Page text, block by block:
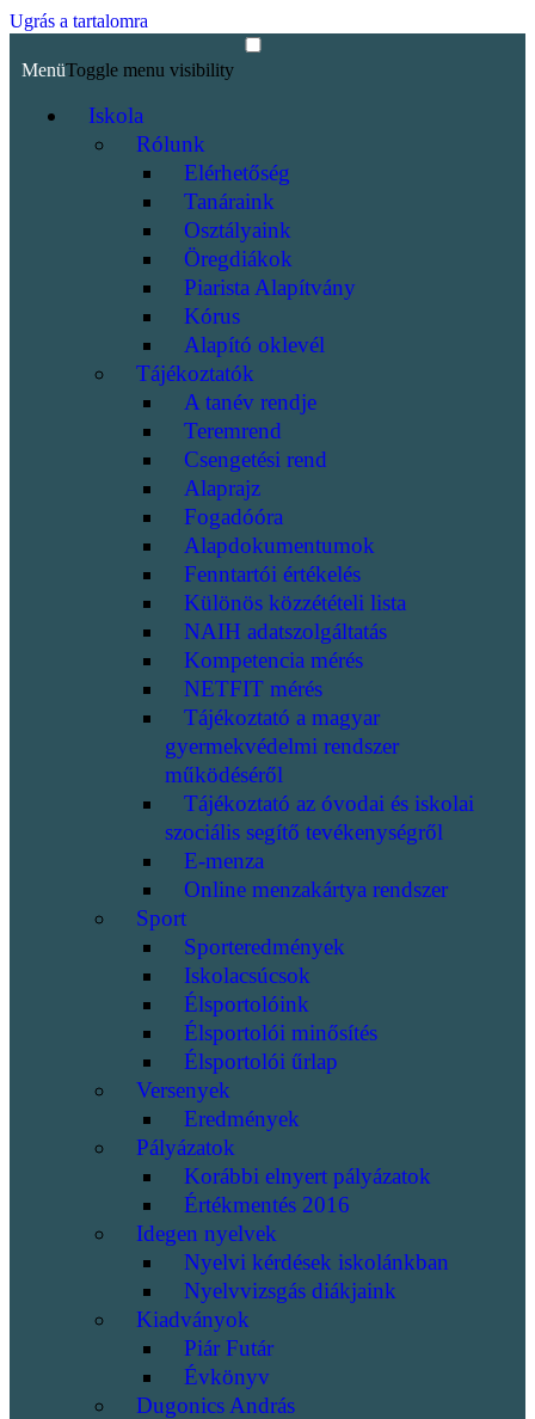
Ugrás a tartalomra
MenüToggle menu visibility
Iskola
Rólunk
Elérhetőség
Tanáraink
Osztályaink
Öregdiákok
Piarista Alapítvány
Kórus
Alapító oklevél
Tájékoztatók
A tanév rendje
Teremrend
Csengetési rend
Alaprajz
Fogadóóra
Alapdokumentumok
Fenntartói értékelés
Különös közzétételi lista
NAIH adatszolgáltatás
Kompetencia mérés
NETFIT mérés
Tájékoztató a magyar
gyermekvédelmi rendszer
működéséről
Tájékoztató az óvodai és iskolai
szociális segítő tevékenységről
E-menza
Online menzakártya rendszer
Sport
Sporteredmények
Iskolacsúcsok
Élsportolóink
Élsportolói minősítés
Élsportolói űrlap
Versenyek
Eredmények
Pályázatok
Korábbi elnyert pályázatok
Értékmentés 2016
Idegen nyelvek
Nyelvi kérdések iskolánkban
Nyelvvizsgás diákjaink
Kiadványok
Piár Futár
Évkönyv
Dugonics András